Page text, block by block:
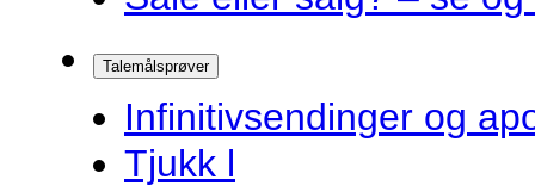
Talemålsprøver
Infinitivsendinger og
Tjukk l